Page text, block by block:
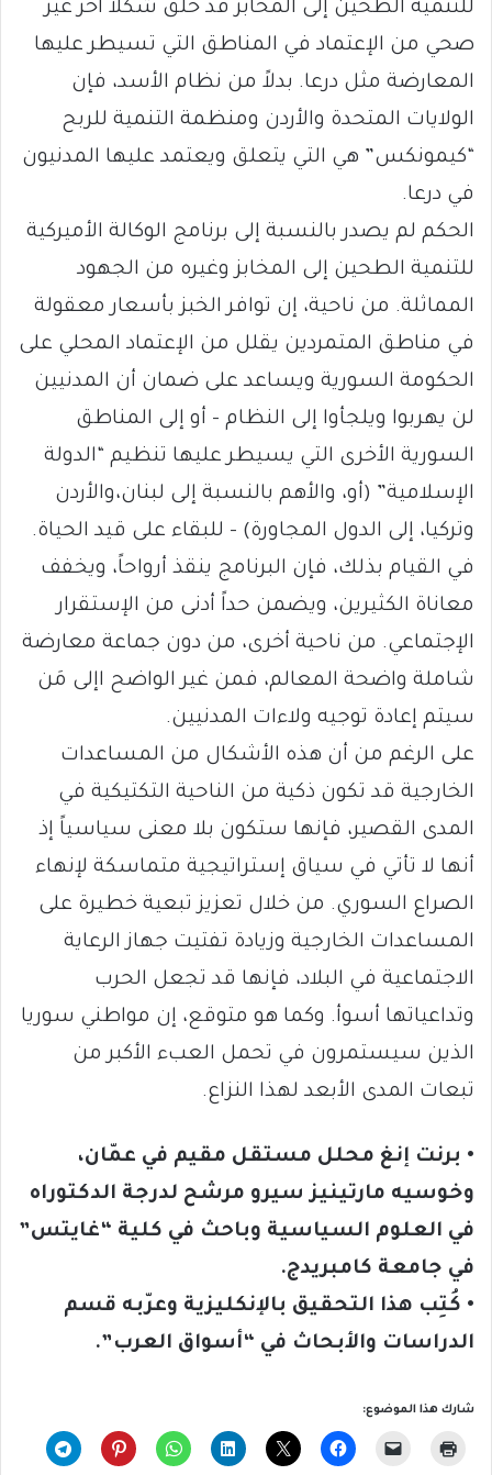
للتنمية الطحين إلى المخابز قد خلق شكلاً آخر غير
صحي من الإعتماد في المناطق التي تسيطر عليها
المعارضة مثل درعا. بدلاً من نظام الأسد، فإن
الولايات المتحدة والأردن ومنظمة التنمية للربح
“كيمونكس” هي التي يتعلق ويعتمد عليها المدنيون
في درعا.
الحكم لم يصدر بالنسبة إلى برنامج الوكالة الأميركية
للتنمية الطحين إلى المخابز وغيره من الجهود
المماثلة. من ناحية، إن توافر الخبز بأسعار معقولة
في مناطق المتمردين يقلل من الإعتماد المحلي على
الحكومة السورية ويساعد على ضمان أن المدنيين
لن يهربوا ويلجأوا إلى النظام – أو إلى المناطق
السورية الأخرى التي يسيطر عليها تنظيم “الدولة
الإسلامية” (أو، والأهم بالنسبة إلى لبنان،والأردن
وتركيا، إلى الدول المجاورة) – للبقاء على قيد الحياة.
في القيام بذلك، فإن البرنامج ينقذ أرواحاً، ويخفف
معاناة الكثيرين، ويضمن حداً أدنى من الإستقرار
الإجتماعي. من ناحية أخرى، من دون جماعة معارضة
شاملة واضحة المعالم، فمن غير الواضح اإلى مَن
سيتم إعادة توجيه ولاءات المدنيين.
على الرغم من أن هذه الأشكال من المساعدات
الخارجية قد تكون ذكية من الناحية التكتيكية في
المدى القصير، فإنها ستكون بلا معنى سياسياً إذ
أنها لا تأتي في سياق إستراتيجية متماسكة لإنهاء
الصراع السوري. من خلال تعزيز تبعية خطيرة على
المساعدات الخارجية وزيادة تفتيت جهاز الرعاية
الاجتماعية في البلاد، فإنها قد تجعل الحرب
وتداعياتها أسوأ. وكما هو متوقع، إن مواطني سوريا
الذين سيستمرون في تحمل العبء الأكبر من
تبعات المدى الأبعد لهذا النزاع.
• برنت إنغ محلل مستقل مقيم في عمّان،
وخوسيه مارتينيز سيرو مرشح لدرجة الدكتوراه
في العلوم السياسية وباحث في كلية “غايتس”
في جامعة كامبريدج.
• كُتِب هذا التحقيق بالإنكليزية وعرّبه قسم
الدراسات والأبحاث في “أسواق العرب”.
شارك هذا الموضوع: